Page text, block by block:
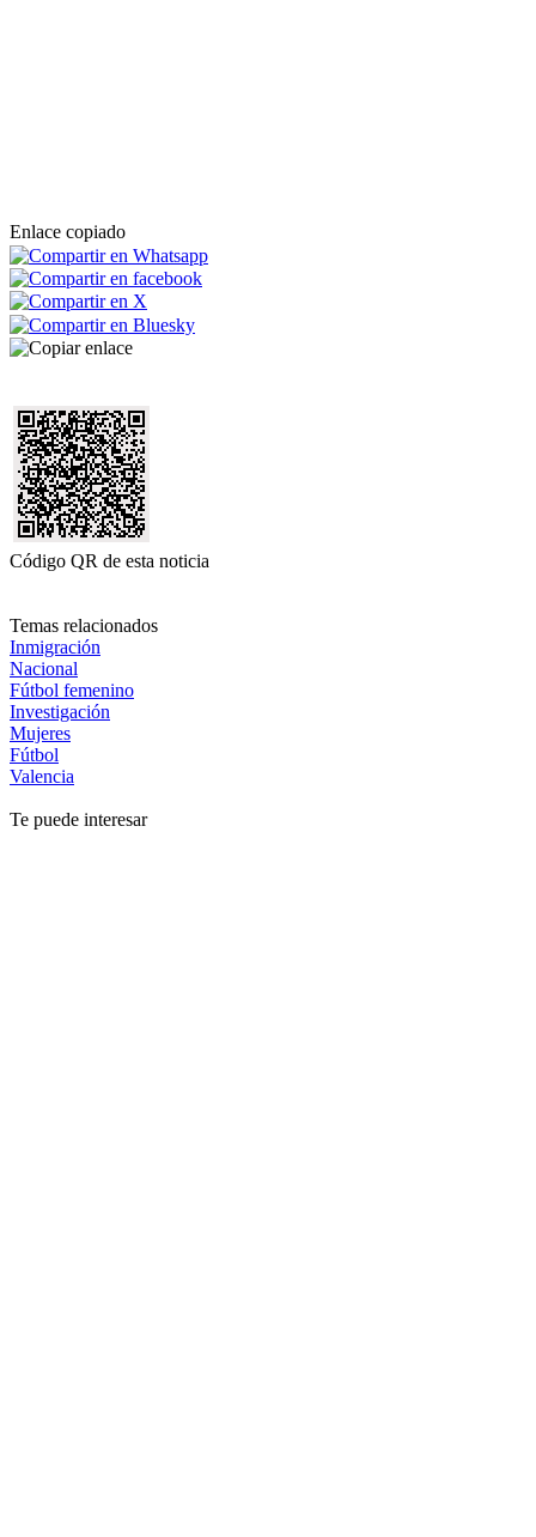
Enlace copiado
Código QR de esta noticia
Temas relacionados
Inmigración
Nacional
Fútbol femenino
Investigación
Mujeres
Fútbol
Valencia
Te puede interesar